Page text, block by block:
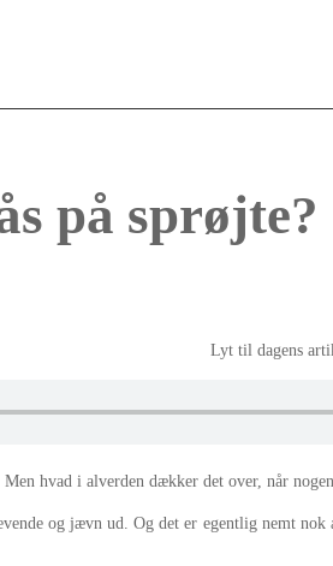
på sprøjte?
Lyt til dagens
hvad i alverden dækker det over, når
og jævn ud. Og det er egentlig nemt